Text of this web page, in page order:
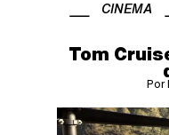
CINEMA
Tom
Por